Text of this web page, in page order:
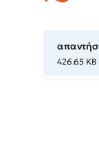
426.65 KB